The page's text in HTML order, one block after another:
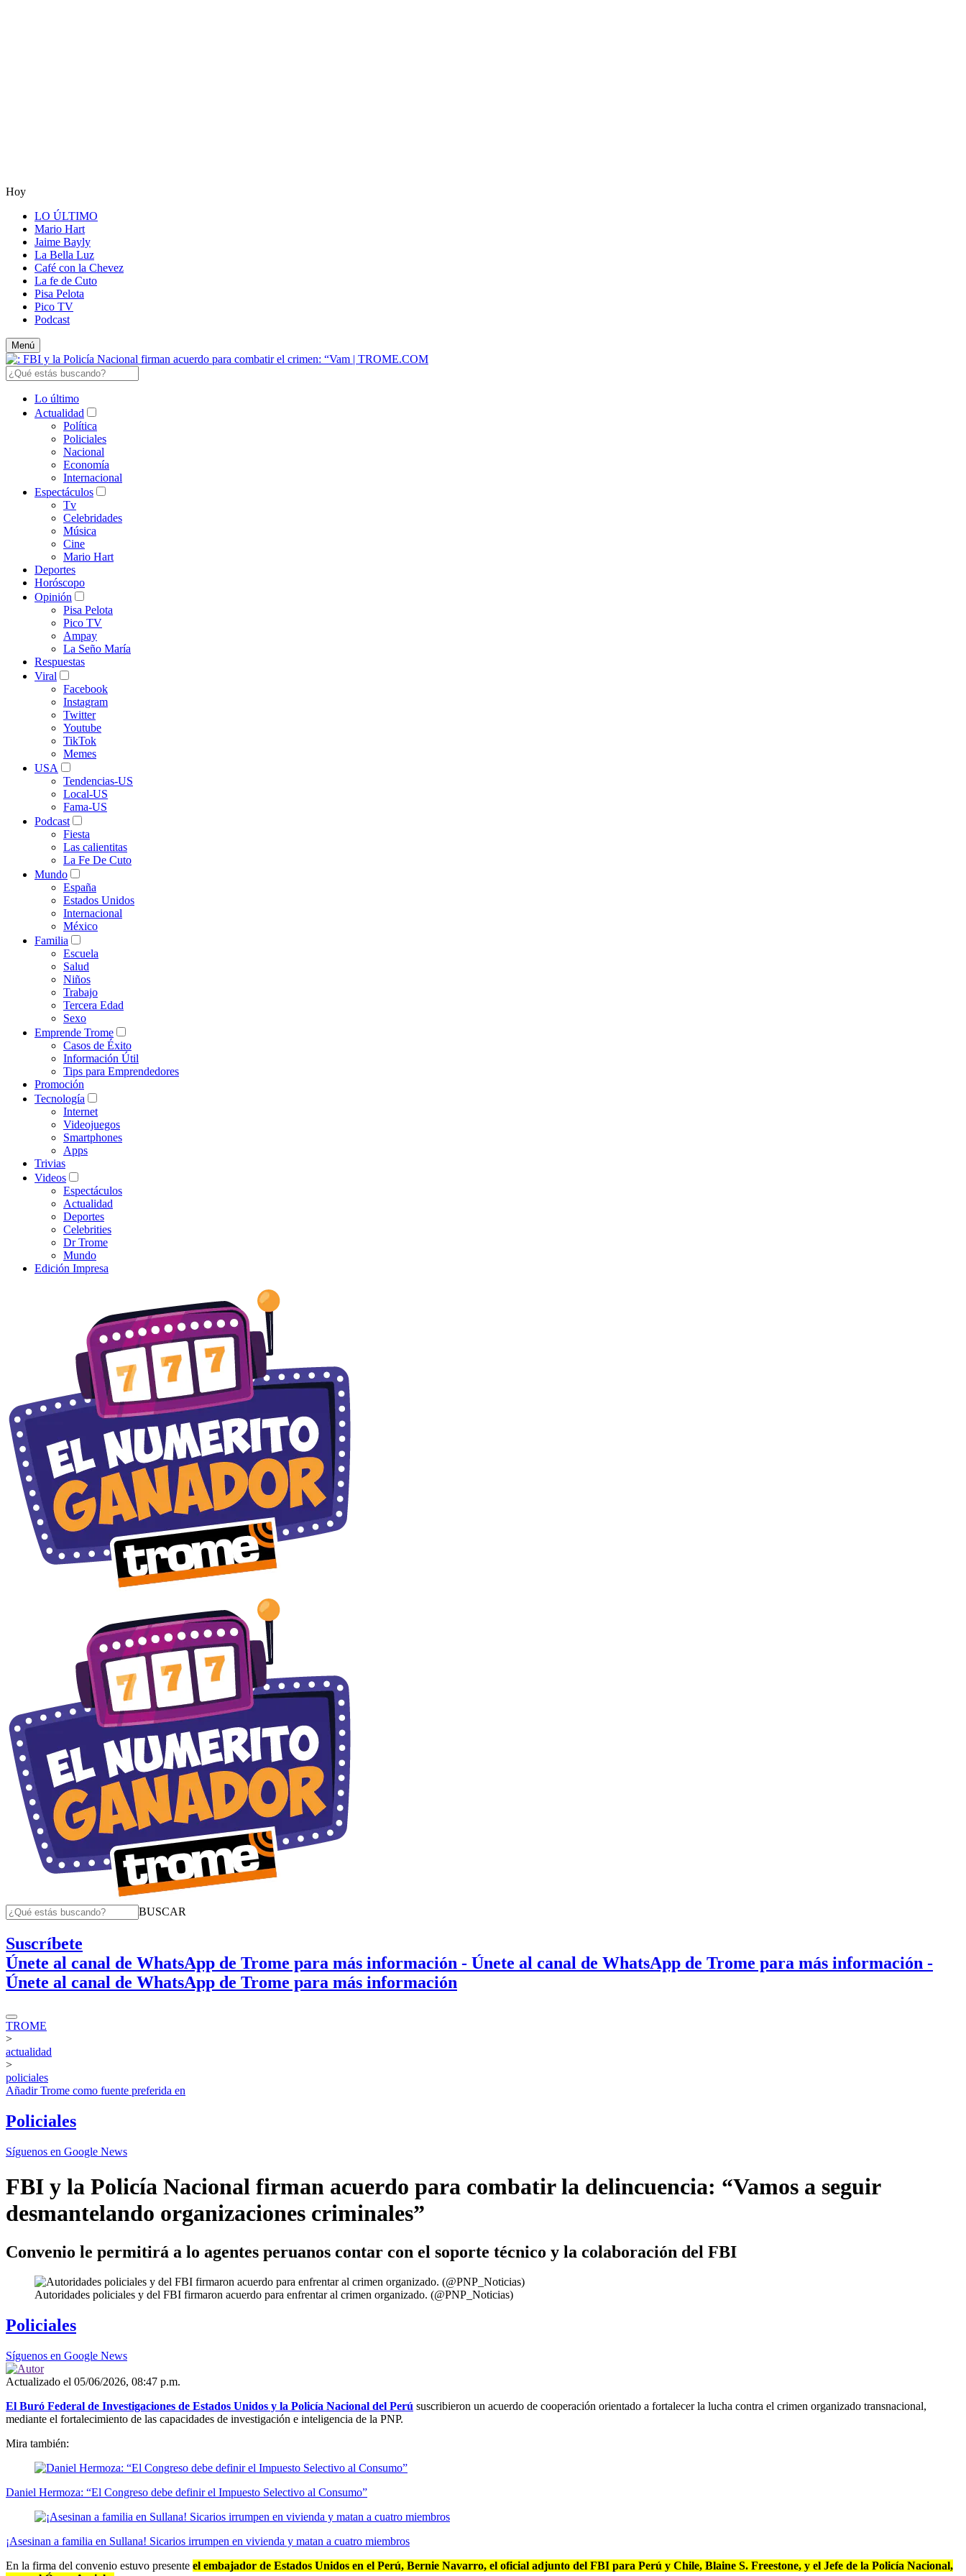
Hoy
LO ÚLTIMO
Mario Hart
Jaime Bayly
La Bella Luz
Café con la Chevez
La fe de Cuto
Pisa Pelota
Pico TV
Podcast
Menú
Lo último
Actualidad
Política
Policiales
Nacional
Economía
Internacional
Espectáculos
Tv
Celebridades
Música
Cine
Mario Hart
Deportes
Horóscopo
Opinión
Pisa Pelota
Pico TV
Ampay
La Seño María
Respuestas
Viral
Facebook
Instagram
Twitter
Youtube
TikTok
Memes
USA
Tendencias-US
Local-US
Fama-US
Podcast
Fiesta
Las calientitas
La Fe De Cuto
Mundo
España
Estados Unidos
Internacional
México
Familia
Escuela
Salud
Niños
Trabajo
Tercera Edad
Sexo
Emprende Trome
Casos de Éxito
Información Útil
Tips para Emprendedores
Promoción
Tecnología
Internet
Videojuegos
Smartphones
Apps
Trivias
Videos
Espectáculos
Actualidad
Deportes
Celebrities
Dr Trome
Mundo
Edición Impresa
BUSCAR
Suscríbete
Únete al canal de WhatsApp de Trome para más información - Únete al canal de WhatsApp de Trome para más información -
Únete al canal de WhatsApp de Trome para más información
TROME
>
actualidad
>
policiales
AñadirTrome como fuente preferida en
Policiales
Síguenos en Google News
FBI y la Policía Nacional firman acuerdo para combatir la delincuencia: “Vamos a seguir
desmantelando organizaciones criminales”
Convenio le permitirá a lo agentes peruanos contar con el soporte técnico y la colaboración del FBI
Autoridades policiales y del FBI firmaron acuerdo para enfrentar al crimen organizado. (@PNP_Noticias)
Policiales
Síguenos en Google News
Actualizado el 05/06/2026, 08:47 p.m.
El Buró Federal de Investigaciones de Estados Unidos y la Policía Nacional del Perú suscribieron un acuerdo de cooperación orientado a fortalecer la lucha contra el crimen organizado transnacional,
mediante el fortalecimiento de las capacidades de investigación e inteligencia de la PNP.
Mira también:
Daniel Hermoza: “El Congreso debe definir el Impuesto Selectivo al Consumo”
¡Asesinan a familia en Sullana! Sicarios irrumpen en vivienda y matan a cuatro miembros
En la firma del convenio estuvo presente el embajador de Estados Unidos en el Perú, Bernie Navarro, el oficial adjunto del FBI para Perú y Chile, Blaine S. Freestone, y el Jefe de la Policía Nacional,